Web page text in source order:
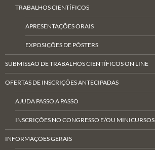
TRABALHOS CIENTÍFICOS
APRESENTAÇÕES ORAIS
EXPOSIÇÕES DE PÔSTERS
SUBMISSÃO DE TRABALHOS CIENTÍFICOS ON LINE
OFERTAS DE INSCRIÇÕES ANTECIPADAS
AJUDA PASSO A PASSO
INSCRIÇÕES NO CONGRESSO E/OU MINICURSOS
INFORMAÇÕES GERAIS